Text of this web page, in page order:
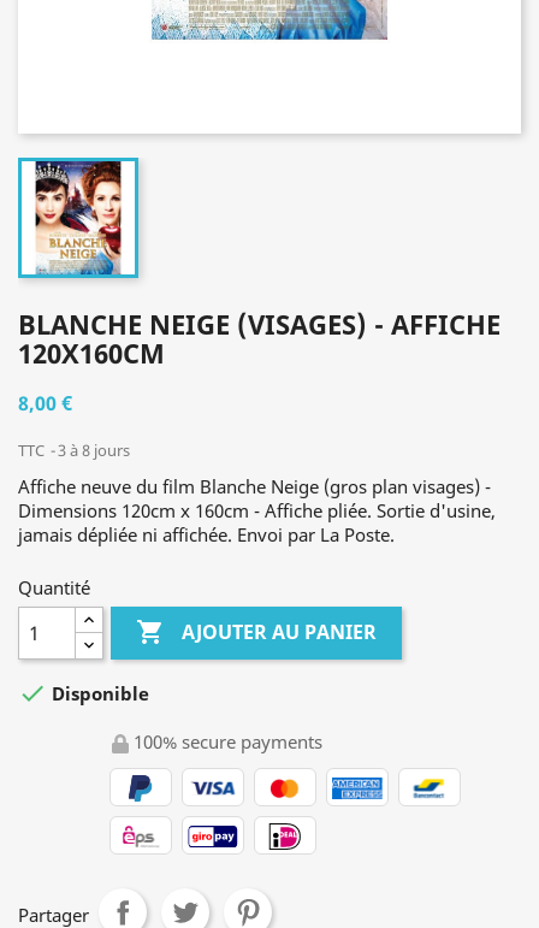
BLANCHE NEIGE (VISAGES) - AFFICHE
120X160CM
8,00 €
TTC 3 à 8 jours
Affiche neuve du film Blanche Neige (gros plan visages) -
Dimensions 120cm x 160cm - Affiche pliée. Sortie d'usine,
jamais dépliée ni affichée. Envoi par La Poste.
Quantité
 AJOUTER AU PANIER
 Disponible
100% secure payments
Partager